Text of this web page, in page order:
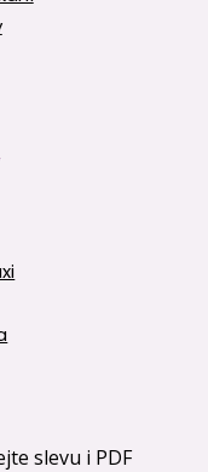
slevu i PDF